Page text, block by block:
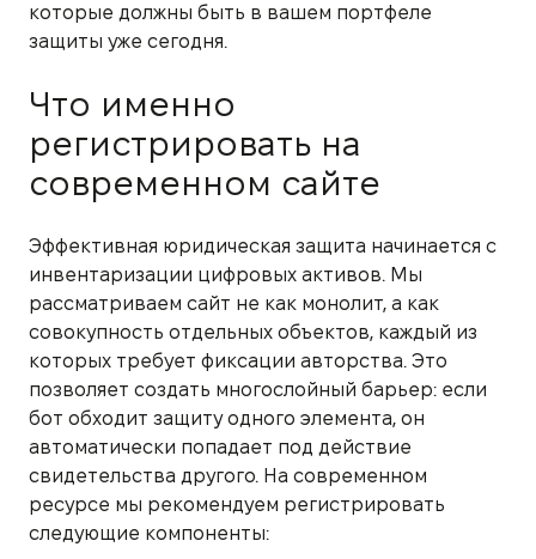
которые должны быть в вашем портфеле
защиты уже сегодня.
Что именно
регистрировать на
современном сайте
Эффективная юридическая защита начинается с
инвентаризации цифровых активов. Мы
рассматриваем сайт не как монолит, а как
совокупность отдельных объектов, каждый из
которых требует фиксации авторства. Это
позволяет создать многослойный барьер: если
бот обходит защиту одного элемента, он
автоматически попадает под действие
свидетельства другого. На современном
ресурсе мы рекомендуем регистрировать
следующие компоненты: